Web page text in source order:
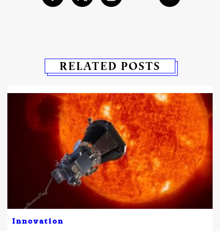
RELATED POSTS
Innovation